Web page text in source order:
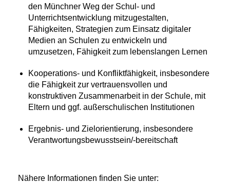
den Münchner Weg der Schul- und
Unterrichtsentwicklung mitzugestalten,
Fähigkeiten, Strategien zum Einsatz digitaler
Medien an Schulen zu entwickeln und
umzusetzen, Fähigkeit zum lebenslangen Lernen
Kooperations- und Konfliktfähigkeit, insbesondere
die Fähigkeit zur vertrauensvollen und
konstruktiven Zusammenarbeit in der Schule, mit
Eltern und ggf. außerschulischen Institutionen
Ergebnis- und Zielorientierung, insbesondere
Verantwortungsbewusstsein/-bereitschaft
Nähere Informationen finden Sie unter: